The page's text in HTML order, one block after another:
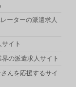
ーターの派遣求人
イト
の派遣求人サイト
んを応援するサイ